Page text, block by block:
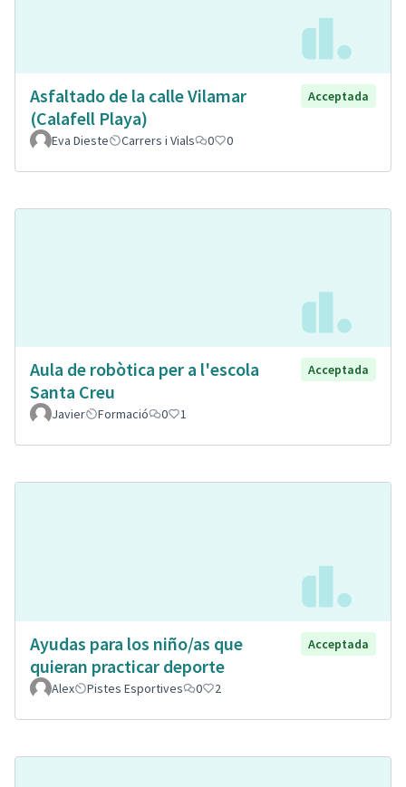
Asfaltado de la calle Vilamar
(Calafell Playa)
Acceptada
Eva Dieste Carrers i Vials 0 0
Aula de robòtica per a l'escola
Santa Creu
Acceptada
Javier Formació 0 1
Ayudas para los niño/as que
quieran practicar deporte
Acceptada
Alex Pistes Esportives 0 2